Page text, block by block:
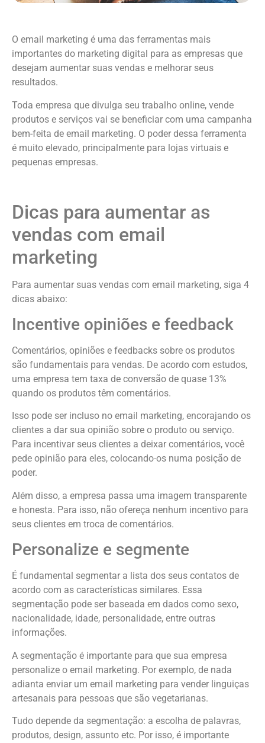
O email marketing é uma das ferramentas mais
importantes do marketing digital para as empresas que
desejam aumentar suas vendas e melhorar seus
resultados.
Toda empresa que divulga seu trabalho online, vende
produtos e serviços vai se beneficiar com uma campanha
bem-feita de email marketing. O poder dessa ferramenta
é muito elevado, principalmente para lojas virtuais e
pequenas empresas.
Dicas para aumentar as
vendas com email
marketing
Para aumentar suas vendas com email marketing, siga 4
dicas abaixo:
Incentive opiniões e feedback
Comentários, opiniões e feedbacks sobre os produtos
são fundamentais para vendas. De acordo com estudos,
uma empresa tem taxa de conversão de quase 13%
quando os produtos têm comentários.
Isso pode ser incluso no email marketing, encorajando os
clientes a dar sua opinião sobre o produto ou serviço.
Para incentivar seus clientes a deixar comentários, você
pede opinião para eles, colocando-os numa posição de
poder.
Além disso, a empresa passa uma imagem transparente
e honesta. Para isso, não ofereça nenhum incentivo para
seus clientes em troca de comentários.
Personalize e segmente
É fundamental segmentar a lista dos seus contatos de
acordo com as características similares. Essa
segmentação pode ser baseada em dados como sexo,
nacionalidade, idade, personalidade, entre outras
informações.
A segmentação é importante para que sua empresa
personalize o email marketing. Por exemplo, de nada
adianta enviar um email marketing para vender linguiças
artesanais para pessoas que são vegetarianas.
Tudo depende da segmentação: a escolha de palavras,
produtos, design, assunto etc. Por isso, é importante